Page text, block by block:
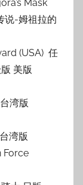
Mask
说-姆祖拉的
(USA) 任
美版
湾版
湾版
Force